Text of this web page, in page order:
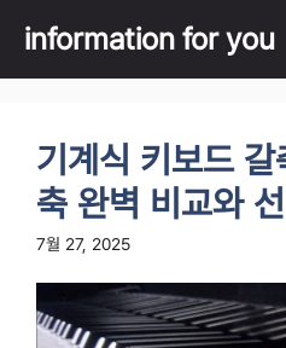
content
information for you
기계식 키보드
축 완벽 비교와
7월 27, 2025